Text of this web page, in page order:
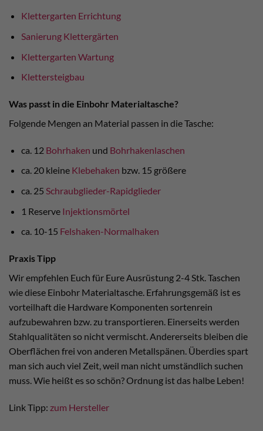
Klettergarten Errichtung
Sanierung Klettergärten
Klettergarten Wartung
Klettersteigbau
Was passt in die Einbohr Materialtasche?
Folgende Mengen an Material passen in die Tasche:
ca. 12 Bohrhaken und Bohrhakenlaschen
ca. 20 kleine Klebehaken bzw. 15 größere
ca. 25 Schraubglieder-Rapidglieder
1 Reserve Injektionsmörtel
ca. 10-15 Felshaken-Normalhaken
Praxis Tipp
Wir empfehlen Euch für Eure Ausrüstung 2-4 Stk. Taschen
wie diese Einbohr Materialtasche. Erfahrungsgemäß ist es
vorteilhaft die Hardware Komponenten sortenrein
aufzubewahren bzw. zu transportieren. Einerseits werden
Stahlqualitäten so nicht vermischt. Andererseits bleiben die
Oberflächen frei von anderen Metallspänen. Überdies spart
man sich auch viel Zeit, weil man nicht umständlich suchen
muss. Wie heißt es so schön? Ordnung ist das halbe Leben!
Link Tipp: zum Hersteller